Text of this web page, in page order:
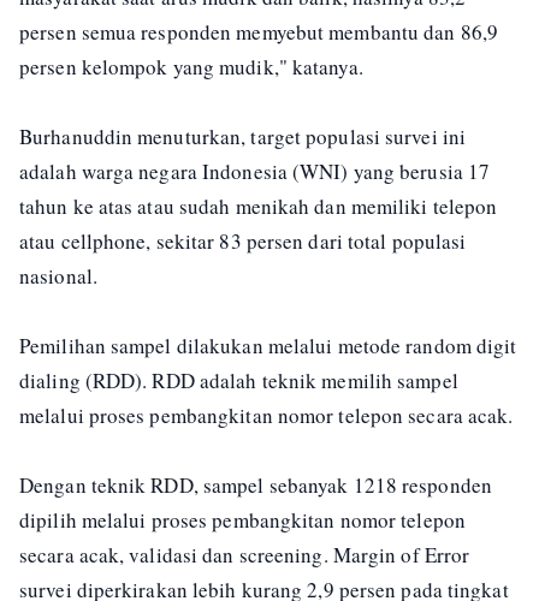
persen semua responden memyebut membantu dan 86,9
persen kelompok yang mudik," katanya.
Burhanuddin menuturkan, target populasi survei ini
adalah warga negara Indonesia (WNI) yang berusia 17
tahun ke atas atau sudah menikah dan memiliki telepon
atau cellphone, sekitar 83 persen dari total populasi
nasional.
Pemilihan sampel dilakukan melalui metode random digit
dialing (RDD). RDD adalah teknik memilih sampel
melalui proses pembangkitan nomor telepon secara acak.
Dengan teknik RDD, sampel sebanyak 1218 responden
dipilih melalui proses pembangkitan nomor telepon
secara acak, validasi dan screening. Margin of Error
survei diperkirakan lebih kurang 2,9 persen pada tingkat